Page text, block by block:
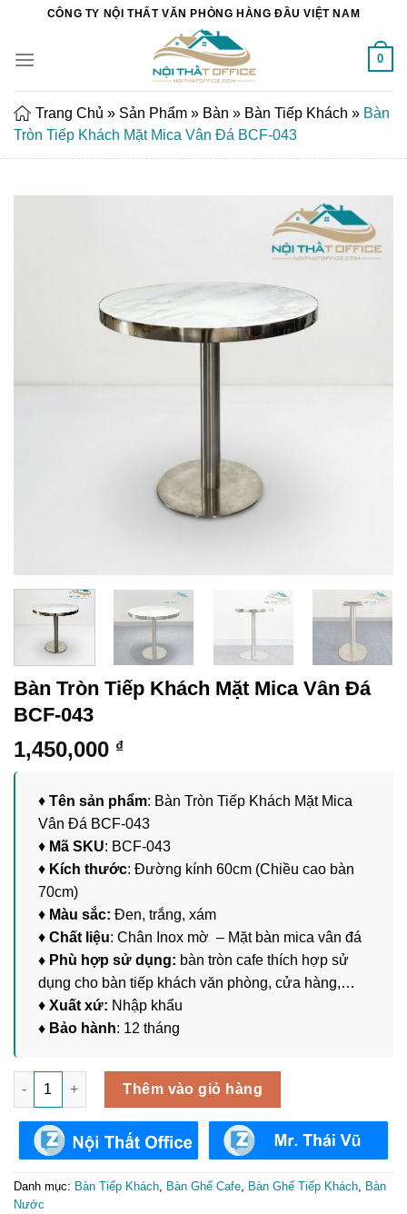
Chuyển
nội
CÔNG TY NỘI THẤT VĂN PHÒNG HÀNG ĐẦU VIỆT NAM
0
Trang Chủ » Sản Phẩm » Bàn » Bàn Tiếp Khách » Bàn
Tròn Tiếp Khách Mặt Mica Vân Đá BCF-043
Bàn Tròn Tiếp Khách Mặt Mica Vân Đá
BCF-043
1,450,000 ₫
♦ Tên sản phẩm: Bàn Tròn Tiếp Khách Mặt Mica
Vân Đá BCF-043
♦ Mã SKU: BCF-043
♦ Kích thước: Đường kính 60cm (Chiều cao bàn
70cm)
♦ Màu sắc: Đen, trắng, xám
♦ Chất liệu: Chân Inox mờ – Mặt bàn mica vân đá
♦ Phù hợp sử dụng: bàn tròn cafe thích hợp sử
dụng cho bàn tiếp khách văn phòng, cửa hàng,…
♦ Xuất xứ: Nhập khẩu
♦ Bảo hành: 12 tháng
Bàn Tròn Tiếp Khách Mặt Mica Vân Đá BCF-043 số lượng
Thêm vào giỏ hàng
Danh mục: Bàn Tiếp Khách Bàn Ghế Cafe Bàn Ghế Tiếp Khách Bàn
Nước